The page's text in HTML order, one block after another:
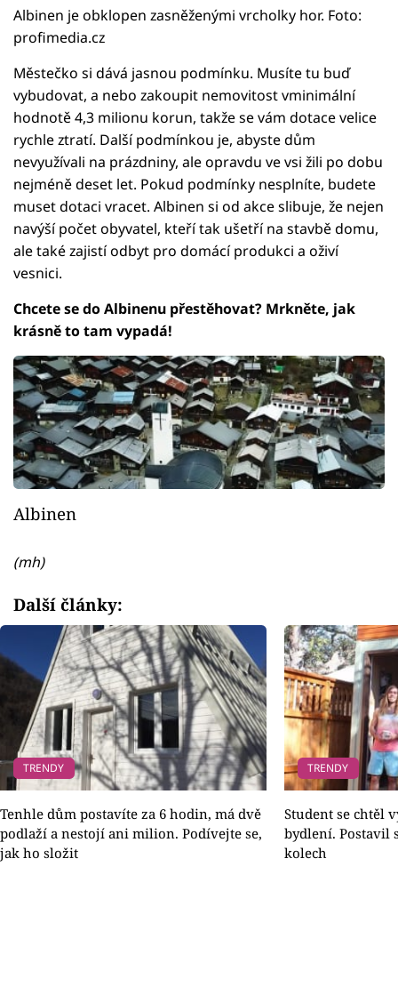
Albinen je obklopen zasněženými vrcholky hor. Foto:
profimedia.cz
Městečko si dává jasnou podmínku. Musíte tu buď
vybudovat, a nebo zakoupit nemovitost vminimální
hodnotě 4,3 milionu korun, takže se vám dotace velice
rychle ztratí. Další podmínkou je, abyste dům
nevyužívali na prázdniny, ale opravdu ve vsi žili po dobu
nejméně deset let. Pokud podmínky nesplníte, budete
muset dotaci vracet. Albinen si od akce slibuje, že nejen
navýší počet obyvatel, kteří tak ušetří na stavbě domu,
ale také zajistí odbyt pro domácí produkci a oživí
vesnici.
Chcete se do Albinenu přestěhovat? Mrkněte, jak
krásně to tam vypadá!
Albinen
(mh)
Další články:
TRENDY
Tenhle dům postavíte za 6 hodin, má dvě
podlaží a nestojí ani milion. Podívejte se,
jak ho složit
TRENDY
Student se chtěl
bydlení. Postavil
kolech